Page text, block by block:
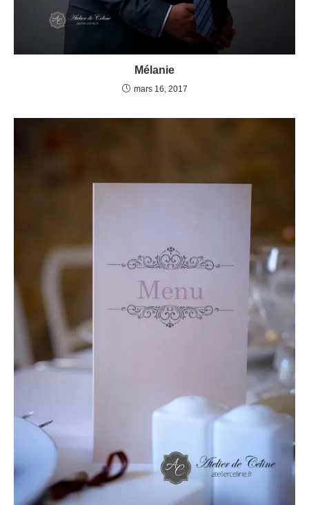
Mélanie
mars 16, 2017